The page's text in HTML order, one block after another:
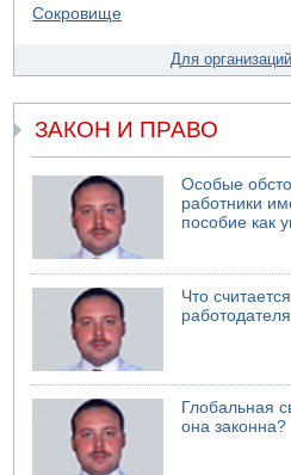
Ракетная атака на судно
Малыш обварился супом в
04.08.2026 10:13
Троих подростков унесло
04.08.2026 08:45
Атака на склады в
области
04.08.2026 06:53
04.08.2026 06:10
Пожар в квартире в Ашдоде
Для
ЗАКОН И ПРАВО
Особые
работники
пособие как
Что
работодателя
Глобальная
она законна?